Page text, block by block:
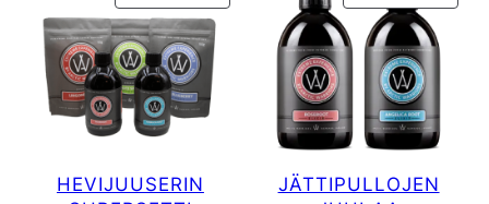
ALENNUKSESSA
HEVIJUUSERIN
JÄTTIPULLOJEN